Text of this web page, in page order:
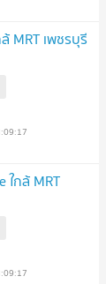
MRT เพชรบุรี
กล้ MRT